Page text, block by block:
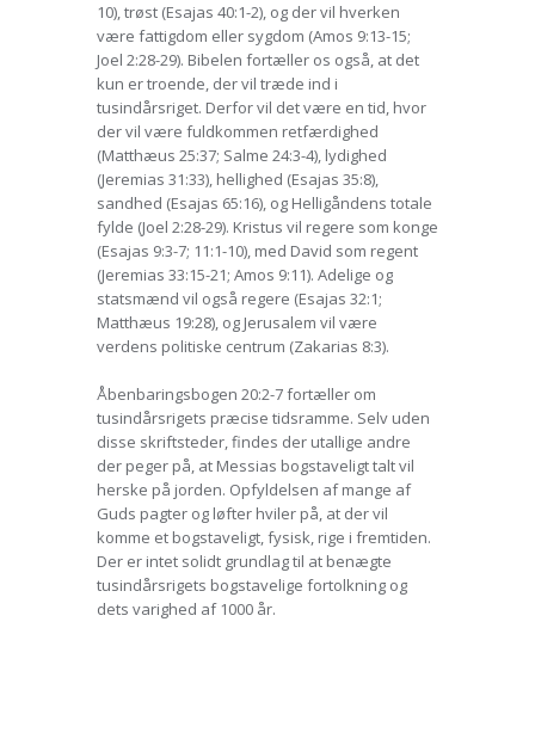
10), trøst (Esajas 40:1-2), og der vil hverken
være fattigdom eller sygdom (Amos 9:13-15;
Joel 2:28-29). Bibelen fortæller os også, at det
kun er troende, der vil træde ind i
tusindårsriget. Derfor vil det være en tid, hvor
der vil være fuldkommen retfærdighed
(Matthæus 25:37; Salme 24:3-4), lydighed
(Jeremias 31:33), hellighed (Esajas 35:8),
sandhed (Esajas 65:16), og Helligåndens totale
fylde (Joel 2:28-29). Kristus vil regere som konge
(Esajas 9:3-7; 11:1-10), med David som regent
(Jeremias 33:15-21; Amos 9:11). Adelige og
statsmænd vil også regere (Esajas 32:1;
Matthæus 19:28), og Jerusalem vil være
verdens politiske centrum (Zakarias 8:3).
Åbenbaringsbogen 20:2-7 fortæller om
tusindårsrigets præcise tidsramme. Selv uden
disse skriftsteder, findes der utallige andre
der peger på, at Messias bogstaveligt talt vil
herske på jorden. Opfyldelsen af mange af
Guds pagter og løfter hviler på, at der vil
komme et bogstaveligt, fysisk, rige i fremtiden.
Der er intet solidt grundlag til at benægte
tusindårsrigets bogstavelige fortolkning og
dets varighed af 1000 år.